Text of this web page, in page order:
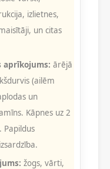
izlietnes,
un citas
ārējā
(ailēm
un
Kāpnes uz 2
Papildus
žogs, vārti,